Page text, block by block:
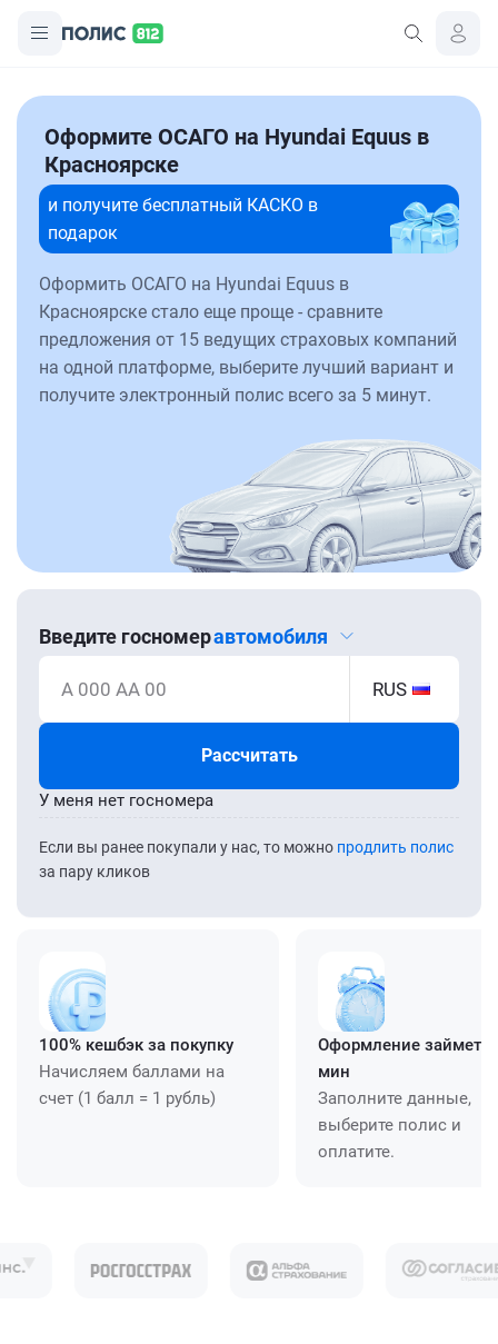
Оформите ОСАГО на Hyundai Equus в
Красноярске
и получите бесплатный КАСКО в
подарок
Оформить ОСАГО на Hyundai Equus в
Красноярске стало еще проще - сравните
предложения от 15 ведущих страховых компаний
на одной платформе, выберите лучший вариант и
получите электронный полис всего за 5 минут.
Введите госномеравтомобиля
А 000 АА 00 RUS
Рассчитать
Если вы ранее покупали у нас, то можно продлить полис
за пару кликов
У меня нет госномера
100% кешбэк за покупку
Начисляем баллами на
счет (1 балл = 1 рубль)
Оформление займет
мин
Заполните данные,
выберите полис и
оплатите.